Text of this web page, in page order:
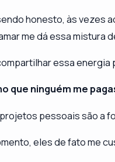
honesto, às vezes
me dá essa mistura
essa
que ninguém me
pessoais são a
eles de fatome